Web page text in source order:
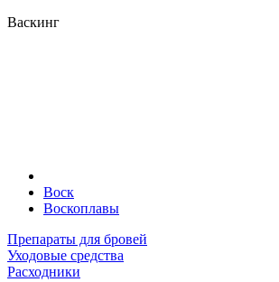
Васкинг
Воск
Воскоплавы
Препараты для бровей
Уходовые средства
Расходники